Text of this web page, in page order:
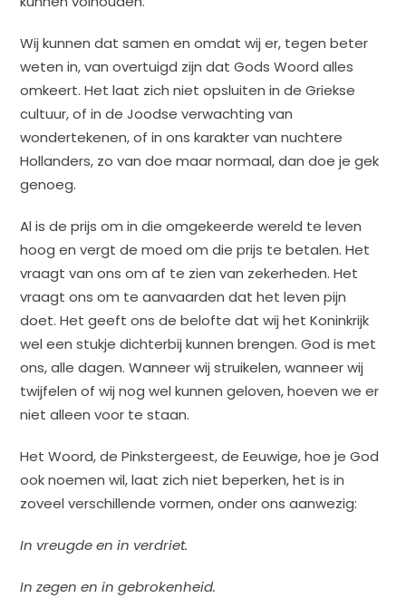
Wij kunnen dat samen en omdat wij er, tegen beter
weten in, van overtuigd zijn dat Gods Woord alles
omkeert. Het laat zich niet opsluiten in de Griekse
cultuur, of in de Joodse verwachting van
wondertekenen, of in ons karakter van nuchtere
Hollanders, zo van doe maar normaal, dan doe je gek
genoeg.
Al is de prijs om in die omgekeerde wereld te leven
hoog en vergt de moed om die prijs te betalen. Het
vraagt van ons om af te zien van zekerheden. Het
vraagt ons om te aanvaarden dat het leven pijn
doet. Het geeft ons de belofte dat wij het Koninkrijk
wel een stukje dichterbij kunnen brengen. God is met
ons, alle dagen. Wanneer wij struikelen, wanneer wij
twijfelen of wij nog wel kunnen geloven, hoeven we er
niet alleen voor te staan.
Het Woord, de Pinkstergeest, de Eeuwige, hoe je God
ook noemen wil, laat zich niet beperken, het is in
zoveel verschillende vormen, onder ons aanwezig:
In vreugde en in verdriet.
In zegen en in gebrokenheid.